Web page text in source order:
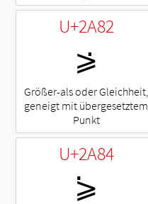
U+2A82
⪂
Größer-als oder Gleichheit,
geneigt mit übergesetztem
Punkt
U+2A84
⪄